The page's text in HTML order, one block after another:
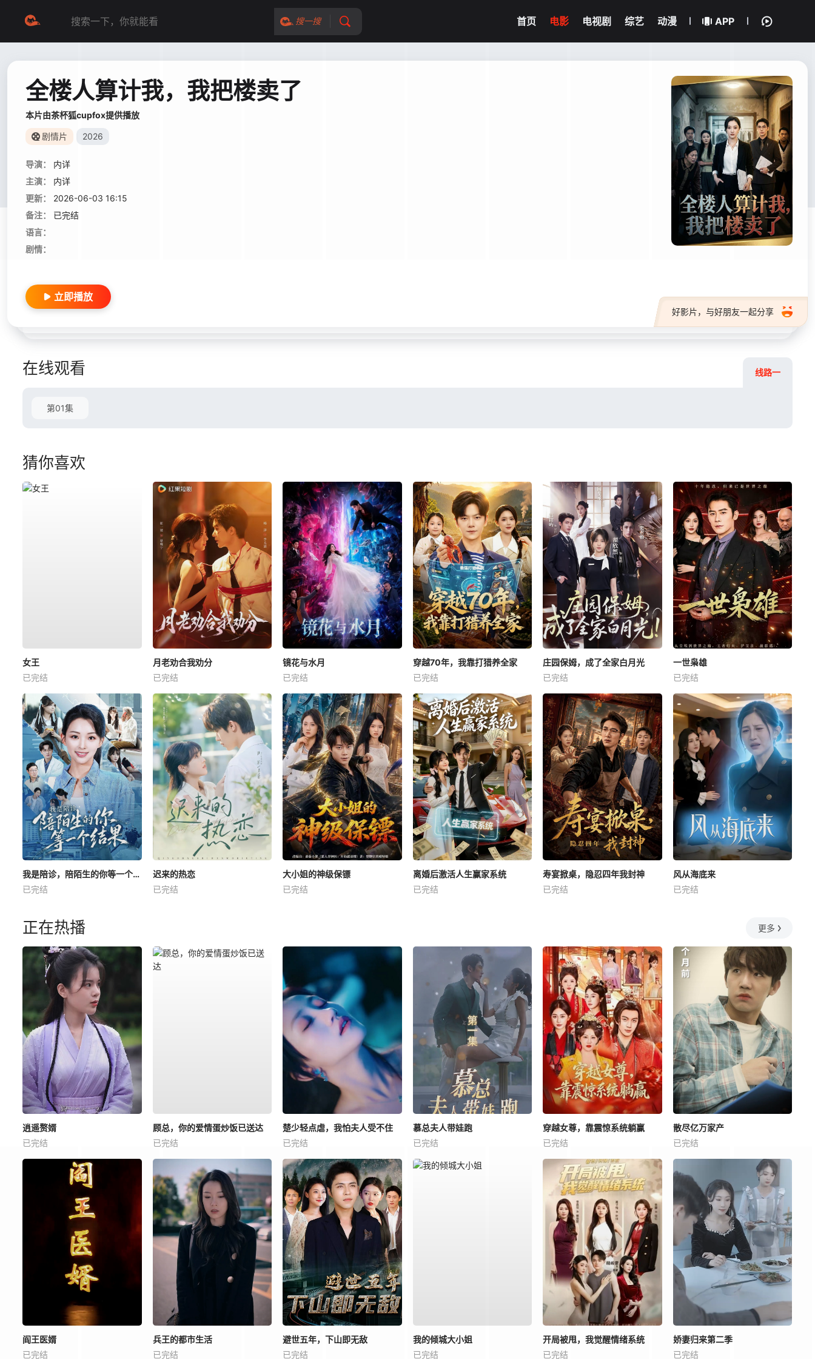
搜一搜 首页 电影 电视剧 综艺 动漫 APP
全楼人算计我，我把楼卖了
本片由茶杯狐cupfox提供播放
剧情片 2026
导演：
内详
主演：
内详
更新：
2026-06-03 16:15
备注：
已完结
语言：
剧情：
好影片，与好朋友一起分享
立即播放
在线观看 线路一
第01集
猜你喜欢
女王
已完结
月老劝合我劝分
已完结
镜花与水月
已完结
穿越70年，我靠打猎养全家
已完结
庄园保姆，成了全家白月光
已完结
一世枭雄
已完结
我是陪诊，陪陌生的你等一个结果
已完结
迟来的热恋
已完结
大小姐的神级保镖
已完结
离婚后激活人生赢家系统
已完结
寿宴掀桌，隐忍四年我封神
已完结
风从海底来
已完结
正在热播 更多
逍遥赘婿
已完结
顾总，你的爱情蛋炒饭已送达
已完结
楚少轻点虐，我怕夫人受不住
已完结
慕总夫人带娃跑
已完结
穿越女尊，靠震惊系统躺赢
已完结
散尽亿万家产
已完结
阎王医婿
已完结
兵王的都市生活
已完结
避世五年，下山即无敌
已完结
我的倾城大小姐
已完结
开局被甩，我觉醒情绪系统
已完结
娇妻归来第二季
已完结